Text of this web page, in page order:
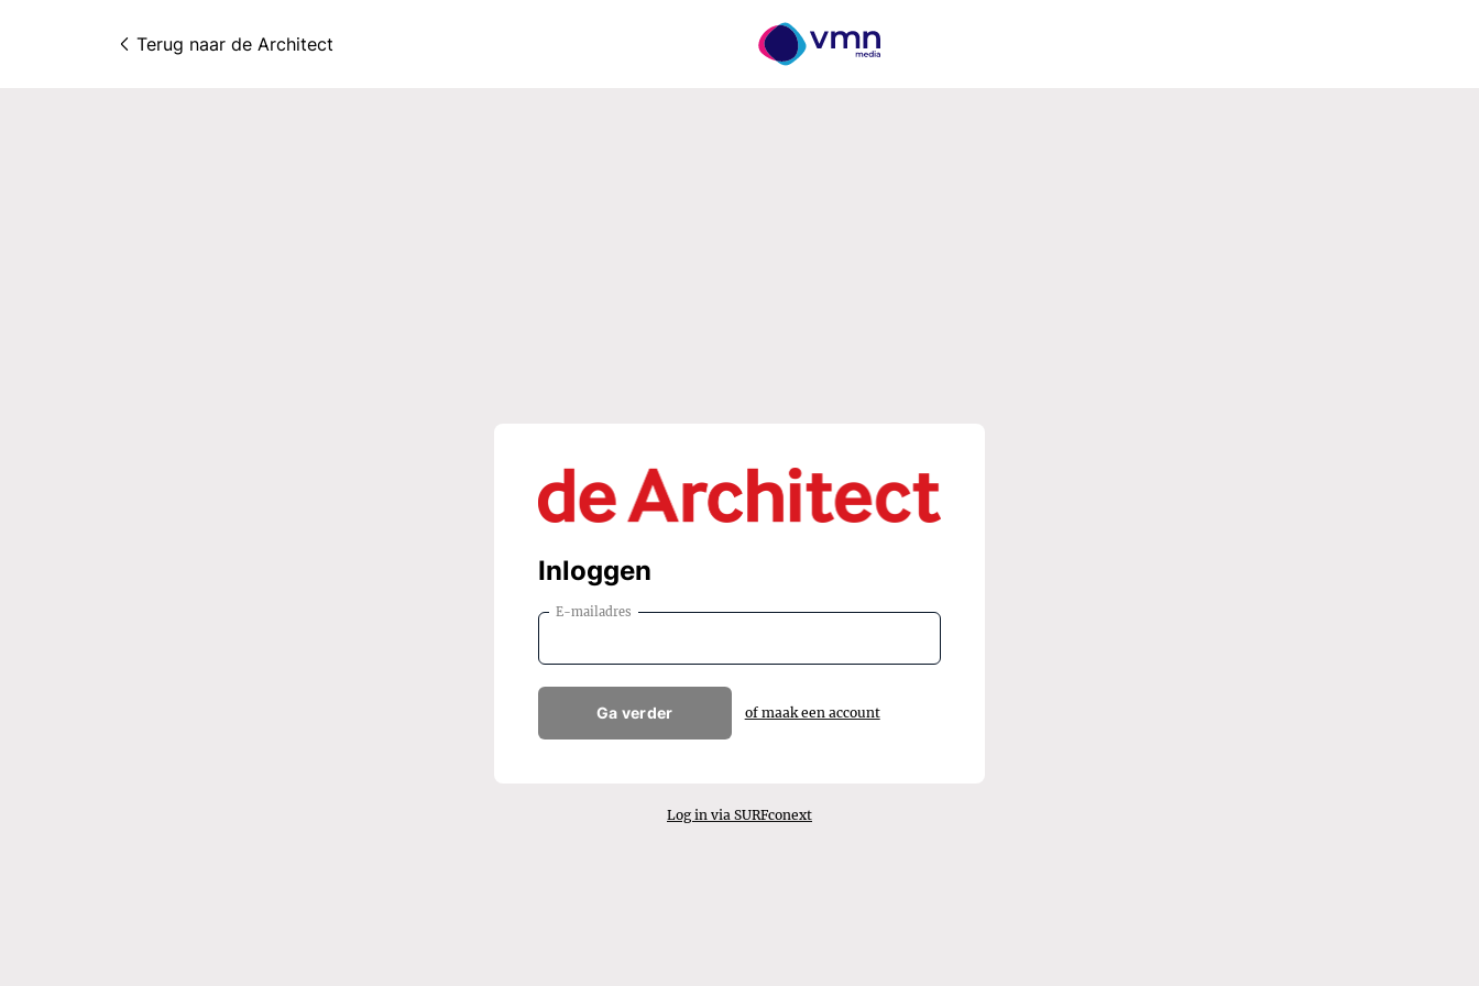
Terug naar de Architect
Inloggen
E-mailadres
Ga verder of maak een account
Log in via SURFconext